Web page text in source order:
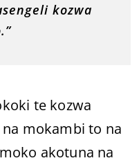
kozwa
te kozwa
mokambi to na
akotuna na